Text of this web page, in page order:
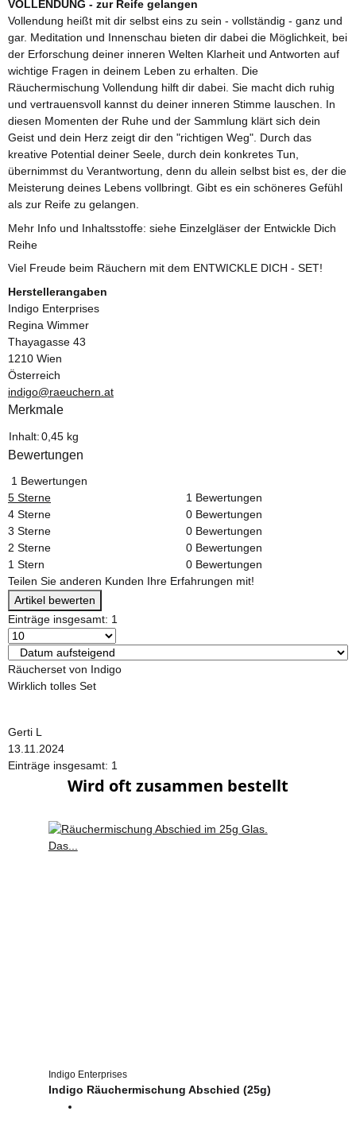
VOLLENDUNG - zur Reife gelangen
Vollendung heißt mit dir selbst eins zu sein - vollständig - ganz und
gar. Meditation und Innenschau bieten dir dabei die Möglichkeit, bei
der Erforschung deiner inneren Welten Klarheit und Antworten auf
wichtige Fragen in deinem Leben zu erhalten. Die
Räuchermischung Vollendung hilft dir dabei. Sie macht dich ruhig
und vertrauensvoll kannst du deiner inneren Stimme lauschen. In
diesen Momenten der Ruhe und der Sammlung klärt sich dein
Geist und dein Herz zeigt dir den "richtigen Weg". Durch das
kreative Potential deiner Seele, durch dein konkretes Tun,
übernimmst du Verantwortung, denn du allein selbst bist es, der die
Meisterung deines Lebens vollbringt. Gibt es ein schöneres Gefühl
als zur Reife zu gelangen.
Mehr Info und Inhaltsstoffe: siehe Einzelgläser der Entwickle Dich
Reihe
Viel Freude beim Räuchern mit dem ENTWICKLE DICH - SET!
Herstellerangaben
Indigo Enterprises
Regina Wimmer
Thayagasse 43
1210 Wien
Österreich
indigo@raeuchern.at
Merkmale
Produkteigenschaft
Wert
Inhalt:0,45 kg
Bewertungen
1 Bewertungen
5 Sterne
1 Bewertungen
4 Sterne
0 Bewertungen
3 Sterne
0 Bewertungen
2 Sterne
0 Bewertungen
1 Stern
0 Bewertungen
Teilen Sie anderen Kunden Ihre Erfahrungen mit!
Artikel bewerten
Einträge insgesamt: 1
Räucherset von Indigo
Wirklich tolles Set
Gerti L
13.11.2024
Einträge insgesamt: 1
Wird oft zusammen bestellt
Indigo Enterprises
Indigo Räuchermischung Abschied (25g)